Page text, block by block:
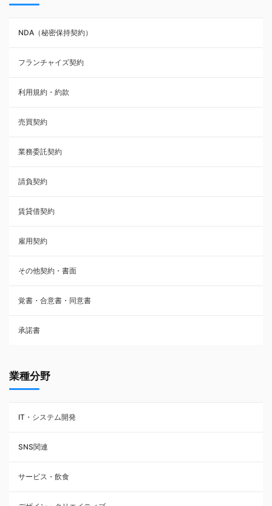
NDA（秘密保持契約）
業務委託契約
利用規約・約款
覚書・合意書・同意書
承諾書
雇用契約
その他契約・書面
売買契約
株主総会議事録・関連書類
請負契約
フランチャイズ契約
賃貸借契約
NDA（秘密保持契約）
フランチャイズ契約
利用規約・約款
売買契約
業務委託契約
請負契約
賃貸借契約
雇用契約
その他契約・書面
覚書・合意書・同意書
承諾書
業種分野
IT・システム開発
SNS関連
サービス・飲食